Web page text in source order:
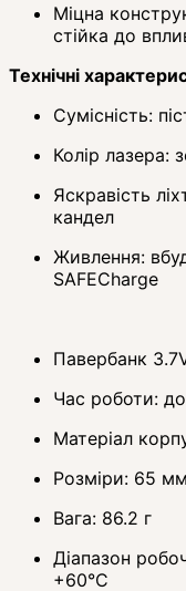
Міцна
стійка до
Технічні
Сумісність:
Колір лазера:
Яскравість
кандел
Живлення:
SAFECharge
Павербанк
Час роботи:
Матеріал
Розміри: 65
Вага: 86.2 г
Діапазон
+60°C